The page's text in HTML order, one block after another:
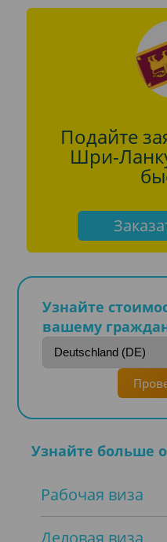
Подайте
Шри-
Узнайте
вашему
Узнайте больше
Рабочая виза
Деловая виза